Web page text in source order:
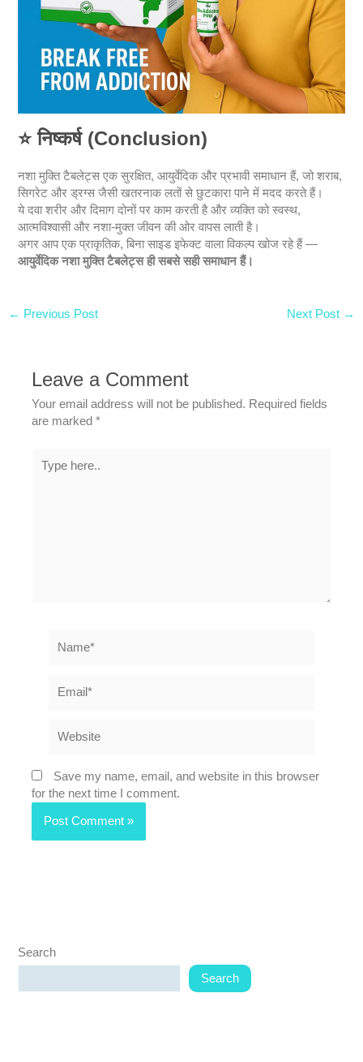
⭐निष्कर्ष (Conclusion)
नशा मुक्ति टैबलेट्स एक सुरक्षित, आयुर्वेदिक और प्रभावी समाधान हैं, जो शराब,
सिगरेट और ड्रग्स जैसी खतरनाक लतों से छुटकारा पाने में मदद करते हैं।
ये दवा शरीर और दिमाग दोनों पर काम करती है और व्यक्ति को स्वस्थ,
आत्मविश्वासी और नशा-मुक्त जीवन की ओर वापस लाती है।
अगर आप एक प्राकृतिक, बिना साइड इफेक्ट वाला विकल्प खोज रहे हैं —
आयुर्वेदिक नशा मुक्ति टैबलेट्स ही सबसे सही समाधान हैं।
← Previous Post Next Post →
Leave a Comment
Your email address will not be published. Required fields
are marked*
here..
Save my name, email, and website in this browser
for the next time I comment.
Search
Search